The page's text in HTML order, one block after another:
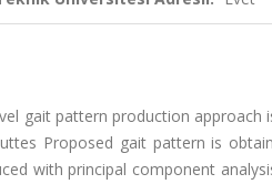
gait pattern production
Proposed gait pattern is
with principal component